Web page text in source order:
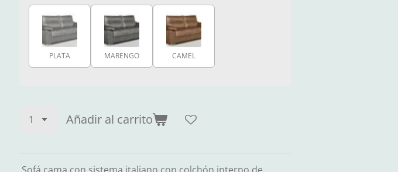
PLATA MARENGO CAMEL
Añadir al carrito